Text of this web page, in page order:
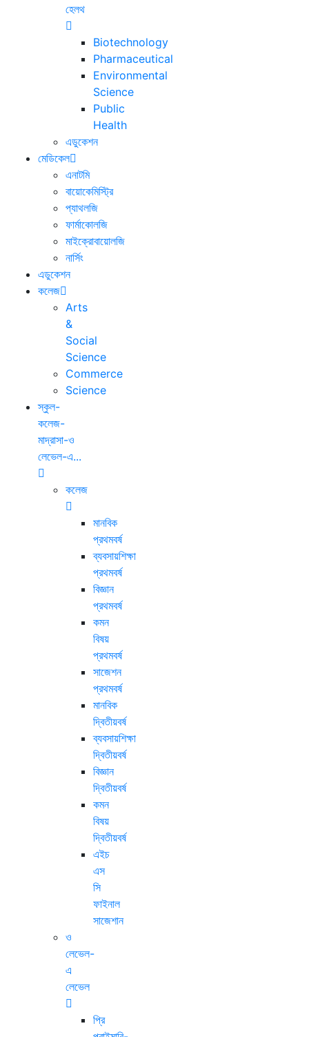
হেলথ
Biotechnology
Pharmaceutical
Environmental
Science
Public
Health
এডুকেশন
মেডিকেল
এনাটমি
বায়োকেমিস্ট্রি
প্যাথলজি
ফার্মাকোলজি
মাইক্রোবায়োলজি
নার্সিং
এডুকেশন
কলেজ
Arts
&
Social
Science
Commerce
Science
স্কুল-
কলেজ-
মাদ্রাসা-ও
লেভেল-এ...
কলেজ
মানবিক
প্রথমবর্ষ
ব্যবসায়শিক্ষা
প্রথমবর্ষ
বিজ্ঞান
প্রথমবর্ষ
কমন
বিষয়
প্রথমবর্ষ
সাজেশন
প্রথমবর্ষ
মানবিক
দ্বিতীয়বর্ষ
ব্যবসায়শিক্ষা
দ্বিতীয়বর্ষ
বিজ্ঞান
দ্বিতীয়বর্ষ
কমন
বিষয়
দ্বিতীয়বর্ষ
এইচ
এস
সি
ফাইনাল
সাজেশান
ও
লেভেল-
এ
লেভেল
প্রি